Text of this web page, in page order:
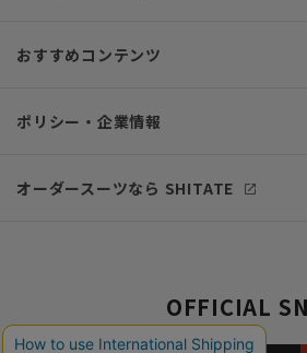
おすすめコンテンツ
ポリシー・企業情報
オーダースーツなら SHITATE
OFFICIAL